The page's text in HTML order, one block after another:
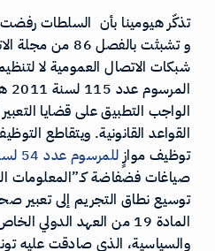
و تشبثت بالفصل
شبكات الاتصال العمومية لا
الواجب التطبيق على قضايا
توظيف موازٍ للمرسوم عدد 54 لسنة 2022
صياغات فضفاضة كـ”المعلومات
توسيع نطاق التجريم إلى تعبير
المادة 19 من العهد الدولي
والسياسية، الذي صادقت عليه